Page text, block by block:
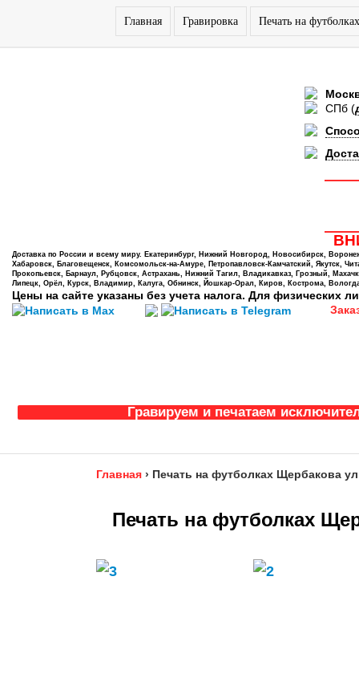
Главная Гравировка Печать на футболках
СПб (
Доставка по России и всему миру. Екатеринбург, Нижний Новгород, Новосибирск,
Хабаровск, Благовещенск, Комсомольск-на-Амуре, Петропавловск-Камчатский, Якутск,
Прокопьевск, Барнаул, Рубцовск, Астрахань, Нижний Тагил, Владикавказ, Грозный,
Липецк, Орёл, Курск, Владимир, Калуга, Обнинск, Йошкар-Орал, Киров, Кострома,
Цены на сайте указаны без учета налога. Для физических
Гравируем и печатаем
Главная › Печать на футболках Щербакова
Печать на футболках